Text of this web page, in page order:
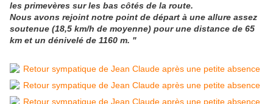
les primevères sur les bas côtés de la route.
Nous avons rejoint notre point de départ à une allure assez
soutenue (18,5 km/h de moyenne) pour une distance de 65
km et un dénivelé de 1160 m. "